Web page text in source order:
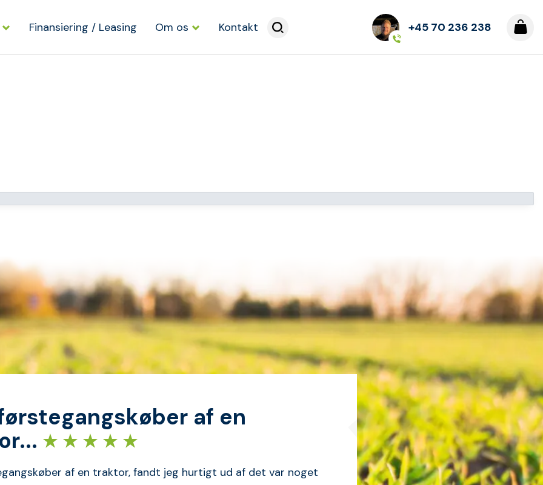
Finansiering / Leasing Om os Kontakt +45 70 236 238
af en
af en traktor, fandt jeg hurtigt ud af det var noget